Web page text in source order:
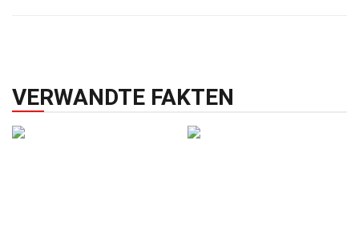
VERWANDTE FAKTEN